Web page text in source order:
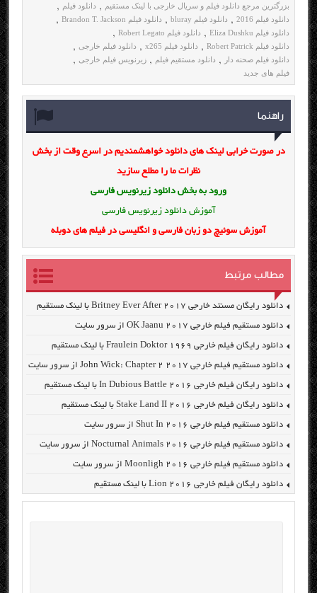
بزرگترین مرجع دانلود فیلم و سریال خارجی با لینک مستقیم , دانلود فیلم ,
دانلود فیلم 2016 , دانلود فیلم bluray , دانلود فیلم Brandon T. Jackson ,
دانلود فیلم Eliza Dushku , دانلود فیلم Robert Legato ,
دانلود فیلم Robert Patrick , دانلود فیلم x265 , دانلود فیلم خارجی ,
دانلود فیلم صحنه دار , دانلود مستقیم فیلم , زیرنویس فیلم خارجی ,
فیلم های جدید
راهنما
در صورت خرابی لینک های دانلود خواهشمندیم در اسرع وقت از بخش
نظرات ما را مطلع سازید
ورود به بخش دانلود زیرنویس فارسی
آموزش دانلود زیرنویس فارسی
آموزش سوئیچ دو زبان فارسی و انگلیسی در فیلم های دوبله
مطالب مرتبط
دانلود رایگان مسنتد خارجی Britney Ever After 2017 با لینک مستقیم
دانلود مستقیم فیلم خارجی OK Jaanu 2017 از سرور سایت
دانلود رایگان فیلم خارجی Fraulein Doktor 1969 با لینک مستقیم
دانلود مستقیم فیلم خارجی John Wick: Chapter 2 2017 از سرور سایت
دانلود رایگان فیلم خارجی In Dubious Battle 2016 با لینک مستقیم
دانلود رایگان فیلم خارجی Stake Land II 2016 با لینک مستقیم
دانلود مستقیم فیلم خارجی Shut In 2016 از سرور سایت
دانلود مستقیم فیلم خارجی Nocturnal Animals 2016 از سرور سایت
دانلود مستقیم فیلم خارجی Moonligh 2016 از سرور سایت
دانلود رایگان فیلم خارجی Lion 2016 با لینک مستقیم